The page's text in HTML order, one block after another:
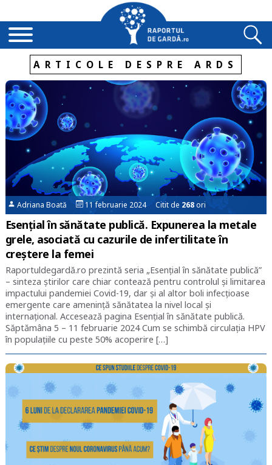
ARTICOLE DESPRE ARDS
Adriana Boată 11 februarie 2024 Citit de 268ori
Esențial în sănătate publică. Expunerea la metale
grele, asociată cu cazurile de infertilitate în
creștere la femei
Raportuldegardă.ro prezintă seria „Esențial în sănătate publică”
– sinteza știrilor care chiar contează pentru controlul și limitarea
impactului pandemiei Covid-19, dar și al altor boli infecțioase
emergente care amenință sănătatea la nivel local și
internațional. Accesează pagina Esențial în sănătate publică.
Săptămâna 5 – 11 februarie 2024 Cum se schimbă circulația HPV
în populațiile cu peste 50% acoperire […]